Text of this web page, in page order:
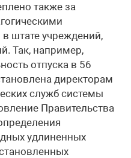
также за
штате учреждений,
Так, например,
отпуска в 56
директорам
служб системы
Правительства
удлиненных